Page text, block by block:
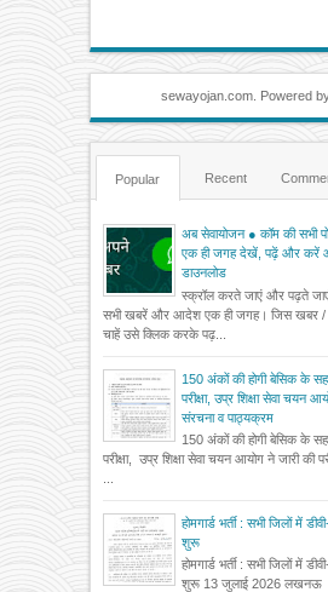
sewayojan.com. Powered
Popular Recent
अब सेवायोजन ● कॉम की सभी
एक ही जगह देखें, पढ़ें और करें
डाउनलोड
स्क्रॉल करते जाएं और पढ़ते
सभी खबरें और आदेश एक ही जगह। जिस खबर /
चाहें उसे क्लिक करके पढ़...
150 अंकों की होगी बेसिक के
परीक्षा, उप्र शिक्षा सेवा चयन
संरचना व पाठ्यक्रम
150 अंकों की होगी बेसिक के
परीक्षा, उप्र शिक्षा सेवा चयन आयोग ने जारी की
होमगार्ड भर्ती : सभी जिलों में
शुरू
होमगार्ड भर्ती : सभी जिलों में
शुरू 13 जुलाई 2026 लखनऊ